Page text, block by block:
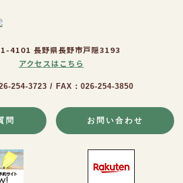
4101 長野県長野市戸隠3193
アクセスはこちら
254-3723 / FAX：026-254-3850
問 お問い合わせ